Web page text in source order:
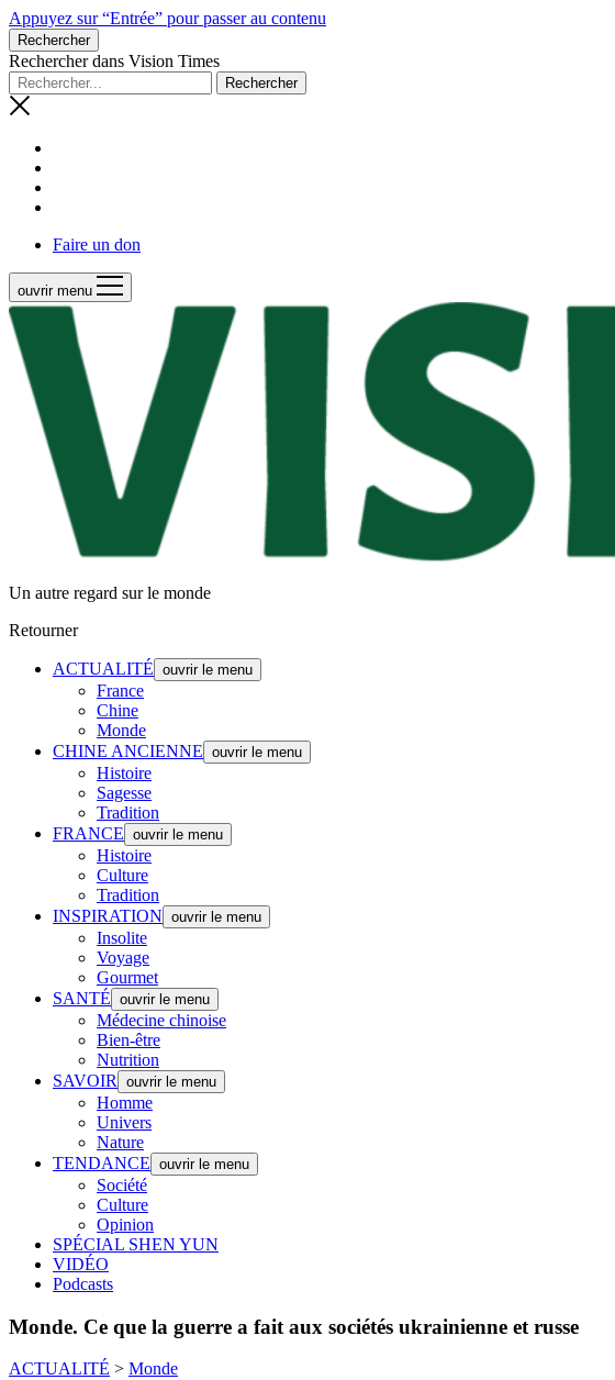
Appuyez sur “Entrée” pour passer au contenu
Rechercher
Rechercher dans Vision Times
Faire un don
ouvrir menu
Un autre regard sur le monde
Retourner
ACTUALITÉ ouvrir le menu
France
Chine
Monde
CHINE ANCIENNE ouvrir le menu
Histoire
Sagesse
Tradition
FRANCE ouvrir le menu
Histoire
Culture
Tradition
INSPIRATION ouvrir le menu
Insolite
Voyage
Gourmet
SANTÉ ouvrir le menu
Médecine chinoise
Bien-être
Nutrition
SAVOIR
ouvrir le menu
Homme
Univers
Nature
TENDANCE ouvrir le menu
Société
Culture
Opinion
SPÉCIAL SHEN YUN
VIDÉO
Podcasts
Monde. Ce que la guerre a fait aux sociétés ukrainienne et russe
ACTUALITÉ > Monde